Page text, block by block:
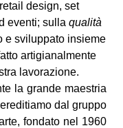
design, set
eventi; sulla qualità
e sviluppato insieme
artigianalmente
lavorazione.
la grande maestria
dal gruppo
fondato nel 1960